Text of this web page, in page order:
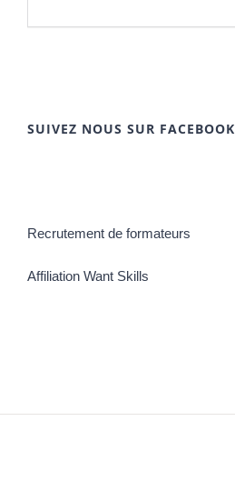
SUIVEZ NOUS SUR FACEBOOK
Recrutement de formateurs
Affiliation Want Skills